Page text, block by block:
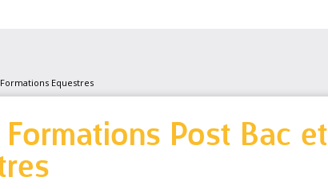
Formations Equestres
Formations Post Bac et